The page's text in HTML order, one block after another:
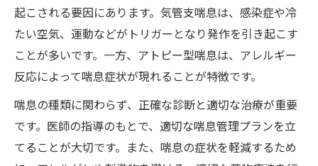
起こされる要因にあります。気管支喘息は、感染症や冷
たい空気、運動などがトリガーとなり発作を引き起こす
ことが多いです。一方、アトピー型喘息は、アレルギー
反応によって喘息症状が現れることが特徴です。
喘息の種類に関わらず、正確な診断と適切な治療が重要
です。医師の指導のもとで、適切な喘息管理プランを立
てることが大切です。また、喘息の症状を軽減するため